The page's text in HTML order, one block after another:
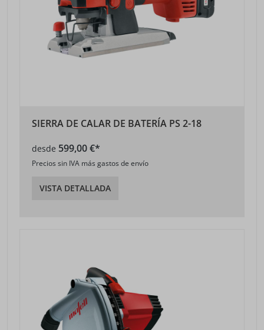
SIERRA DE CALAR DE BATERÍA PS 2-18
desde 599,00 €*
Precios sin IVA más gastos de envío
VISTA DETALLADA